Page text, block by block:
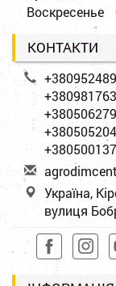
Воскресенье
КОНТАКТИ
agrodimcen
Україна,
вулиця